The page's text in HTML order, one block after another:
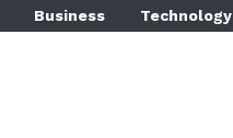
Business Technology